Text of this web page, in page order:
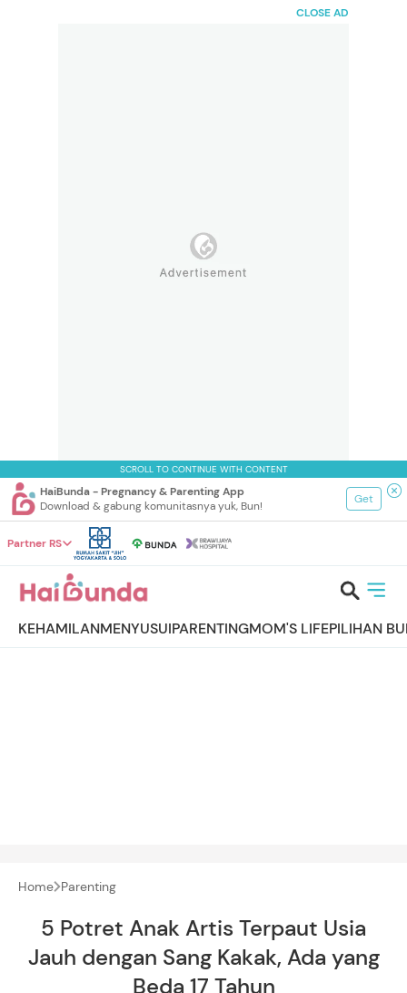
CLOSE AD
SCROLL TO CONTINUE WITH CONTENT
HaiBunda - Pregnancy & Parenting App
Download & gabung komunitasnya yuk, Bun!
Get
Partner RS
KEHAMILANMENYUSUIPARENTINGMOM'S LIFEPILIHAN
Home Parenting
5 Potret Anak Artis Terpaut Usia
Jauh dengan Sang Kakak, Ada yang
Beda 17 Tahun